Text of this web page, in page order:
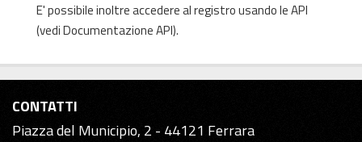
E' possibile inoltre accedere al registro usando leAPI
(vediDocumentazione API).
CONTATTI
Piazza del Municipio, 2 - 44121 Ferrara